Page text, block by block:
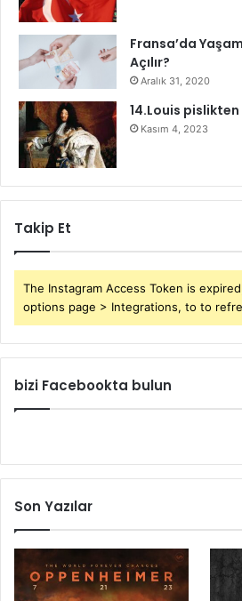
Fransa’da
Açılır?
Aralık 31, 2020
14.Louis
Kasım 4, 2023
Takip Et
The Instagram Access Token is
options page > Integrations, to to
bizi Facebookta bulun
Son Yazılar